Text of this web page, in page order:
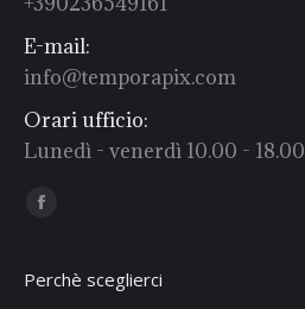
E-mail:
info@temporapix.com
Orari ufficio:
Lunedì - venerdì 10.00 - 18.00
Find us on:
Facebook
Perchè sceglierci